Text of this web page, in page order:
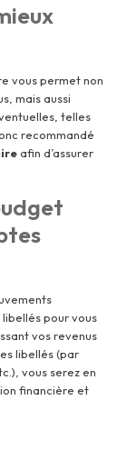
vous permet non
mais aussi
telles
recommandé
afin d’assurer
pour vous
vos revenus
libellés (par
vous serez en
financière et